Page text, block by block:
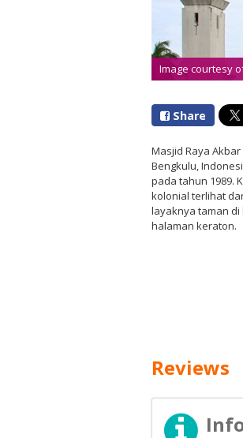
Image courtesy
Share
Masjid Raya
Bengkulu,
pada tahun 1989.
kolonial terlihat
layaknya taman
halaman keraton.
Reviews